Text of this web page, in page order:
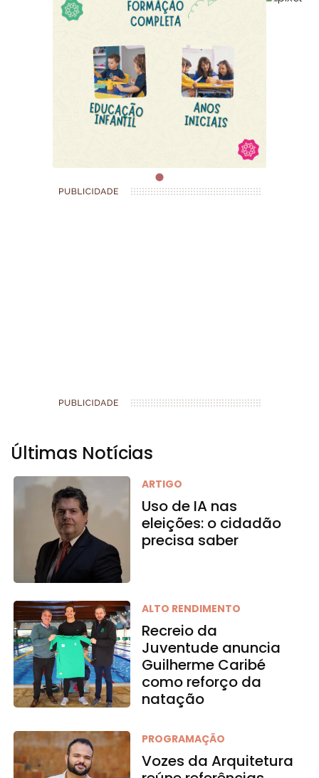
Últimas Notícias
ARTIGO
Uso de IA nas
eleições: o cidadão
precisa saber
ALTO RENDIMENTO
Recreio da
Juventude anuncia
Guilherme Caribé
como reforço da
natação
PROGRAMAÇÃO
Vozes da Arquitetura